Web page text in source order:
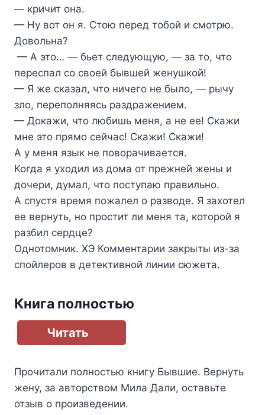
— кричит она.
— Ну вот он я. Стою перед тобой и смотрю.
Довольна?
— А это… — бьет следующую, — за то, что
переспал со своей бывшей женушкой!
— Я же сказал, что ничего не было, — рычу
зло, переполняясь раздражением.
— Докажи, что любишь меня, а не ее! Скажи
мне это прямо сейчас! Скажи! Скажи!
А у меня язык не поворачивается.
Когда я уходил из дома от прежней жены и
дочери, думал, что поступаю правильно.
А спустя время пожалел о разводе. Я захотел
ее вернуть, но простит ли меня та, которой я
разбил сердце?
​​​​​​​Однотомник. ХЭ Комментарии закрыты из-за
спойлеров в детективной линии сюжета.
Книга полностью
Читать
Прочитали полностью книгу Бывшие. Вернуть
жену, за авторством Мила Дали, оставьте
отзыв о произведении.